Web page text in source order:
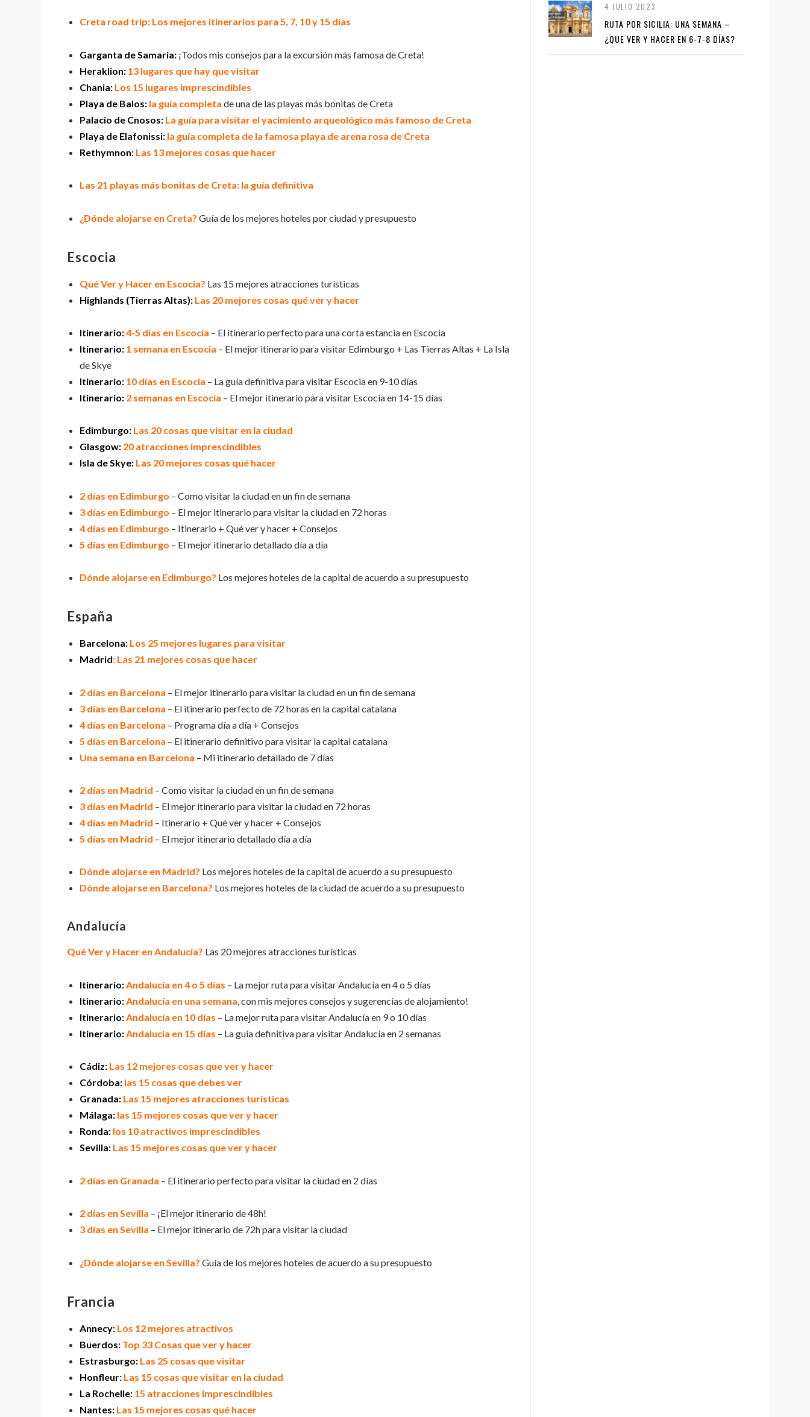
Creta road trip: Los mejores itinerarios para 5, 7, 10 y 15 días
Garganta de Samaria: ¡Todos mis consejos para la excursión más famosa de Creta!
Heraklion: 13 lugares que hay que visitar
Chania: Los 15 lugares imprescindibles
Playa de Balos: la guía completa de una de las playas más bonitas de Creta
Palacio de Cnosos: La guía para visitar el yacimiento arqueológico más famoso de Creta
Playa de Elafonissi: la guía completa de la famosa playa de arena rosa de Creta
Rethymnon: Las 13 mejores cosas que hacer
Las 21 playas más bonitas de Creta: la guía definitiva
¿Dónde alojarse en Creta? Guía de los mejores hoteles por ciudad y presupuesto
Escocia
Qué Ver y Hacer en Escocia? Las 15 mejores atracciones turísticas
Highlands (Tierras Altas): Las 20 mejores cosas qué ver y hacer
Itinerario:4-5 días en Escocia – El itinerario perfecto para una corta estancia en Escocia
Itinerario: 1 semana en Escocia – El mejor itinerario para visitar Edimburgo + Las Tierras Altas + La Isla
de Skye
Itinerario: 10 días en Escocia – La guía definitiva para visitar Escocia en 9-10 días
Itinerario: 2 semanas en Escocia – El mejor itinerario para visitar Escocia en 14-15 días
Edimburgo: Las 20 cosas que visitar en la ciudad
Glasgow: 20 atracciones imprescindibles
Isla de Skye: Las 20 mejores cosas qué hacer
2 días en Edimburgo – Como visitar la ciudad en un fin de semana
3 días en Edimburgo – El mejor itinerario para visitar la ciudad en 72 horas
4 días en Edimburgo – Itinerario + Qué ver y hacer + Consejos
5 días en Edimburgo – El mejor itinerario detallado día a día
Dónde alojarse en Edimburgo? Los mejores hoteles de la capital de acuerdo a su presupuesto
España
Barcelona: Los 25 mejores lugares para visitar
Madrid: Las 21 mejores cosas que hacer
2 días en Barcelona – El mejor itinerario para visitar la ciudad en un fin de semana
3 días en Barcelona – El itinerario perfecto de 72 horas en la capital catalana
4 días en Barcelona – Programa día a día + Consejos
5 días en Barcelona – El itinerario definitivo para visitar la capital catalana
Una semana en Barcelona – Mi itinerario detallado de 7 días
2 días en Madrid – Como visitar la ciudad en un fin de semana
3 días en Madrid – El mejor itinerario para visitar la ciudad en 72 horas
4 días en Madrid – Itinerario + Qué ver y hacer + Consejos
5 días en Madrid – El mejor itinerario detallado día a día
Dónde alojarse en Madrid? Los mejores hoteles de la capital de acuerdo a su presupuesto
Dónde alojarse en Barcelona? Los mejores hoteles de la ciudad de acuerdo a su presupuesto
Andalucía
Qué Ver y Hacer en Andalucía? Las 20 mejores atracciones turísticas
Itinerario:Andalucía en 4 o 5 días – La mejor ruta para visitar Andalucía en 4 o 5 días
Itinerario:Andalucía en una semana, con mis mejores consejos y sugerencias de alojamiento!
Itinerario:Andalucía en 10 días – La mejor ruta para visitar Andalucía en 9 o 10 días
Itinerario:Andalucía en 15 días – La guía definitiva para visitar Andalucía en 2 semanas
Cádiz: Las 12 mejores cosas que ver y hacer
Córdoba: las 15 cosas que debes ver
Granada: Las 15 mejores atracciones turísticas
Málaga: las 15 mejores cosas que ver y hacer
Ronda: los 10 atractivos imprescindibles
Sevilla: Las 15 mejores cosas que ver y hacer
2 días en Granada – El itinerario perfecto para visitar la ciudad en 2 días
2 días en Sevilla – ¡El mejor itinerario de 48h!
3 días en Sevilla – El mejor itinerario de 72h para visitar la ciudad
¿Dónde alojarse en Sevilla? Guía de los mejores hoteles de acuerdo a su presupuesto
Francia
Annecy: Los 12 mejores atractivos
Buerdos: Top 33 Cosas que ver y hacer
Estrasburgo: Las 25 cosas que visitar
Honfleur: Las 15 cosas que visitar en la ciudad
La Rochelle: 15 atracciones imprescindibles
Nantes: Las 15 mejores cosas qué hacer
4 JULIO 2023
RUTA POR SICILIA: UNA SEMANA –
¿QUE VER Y HACER EN 6-7-8 DÍAS?